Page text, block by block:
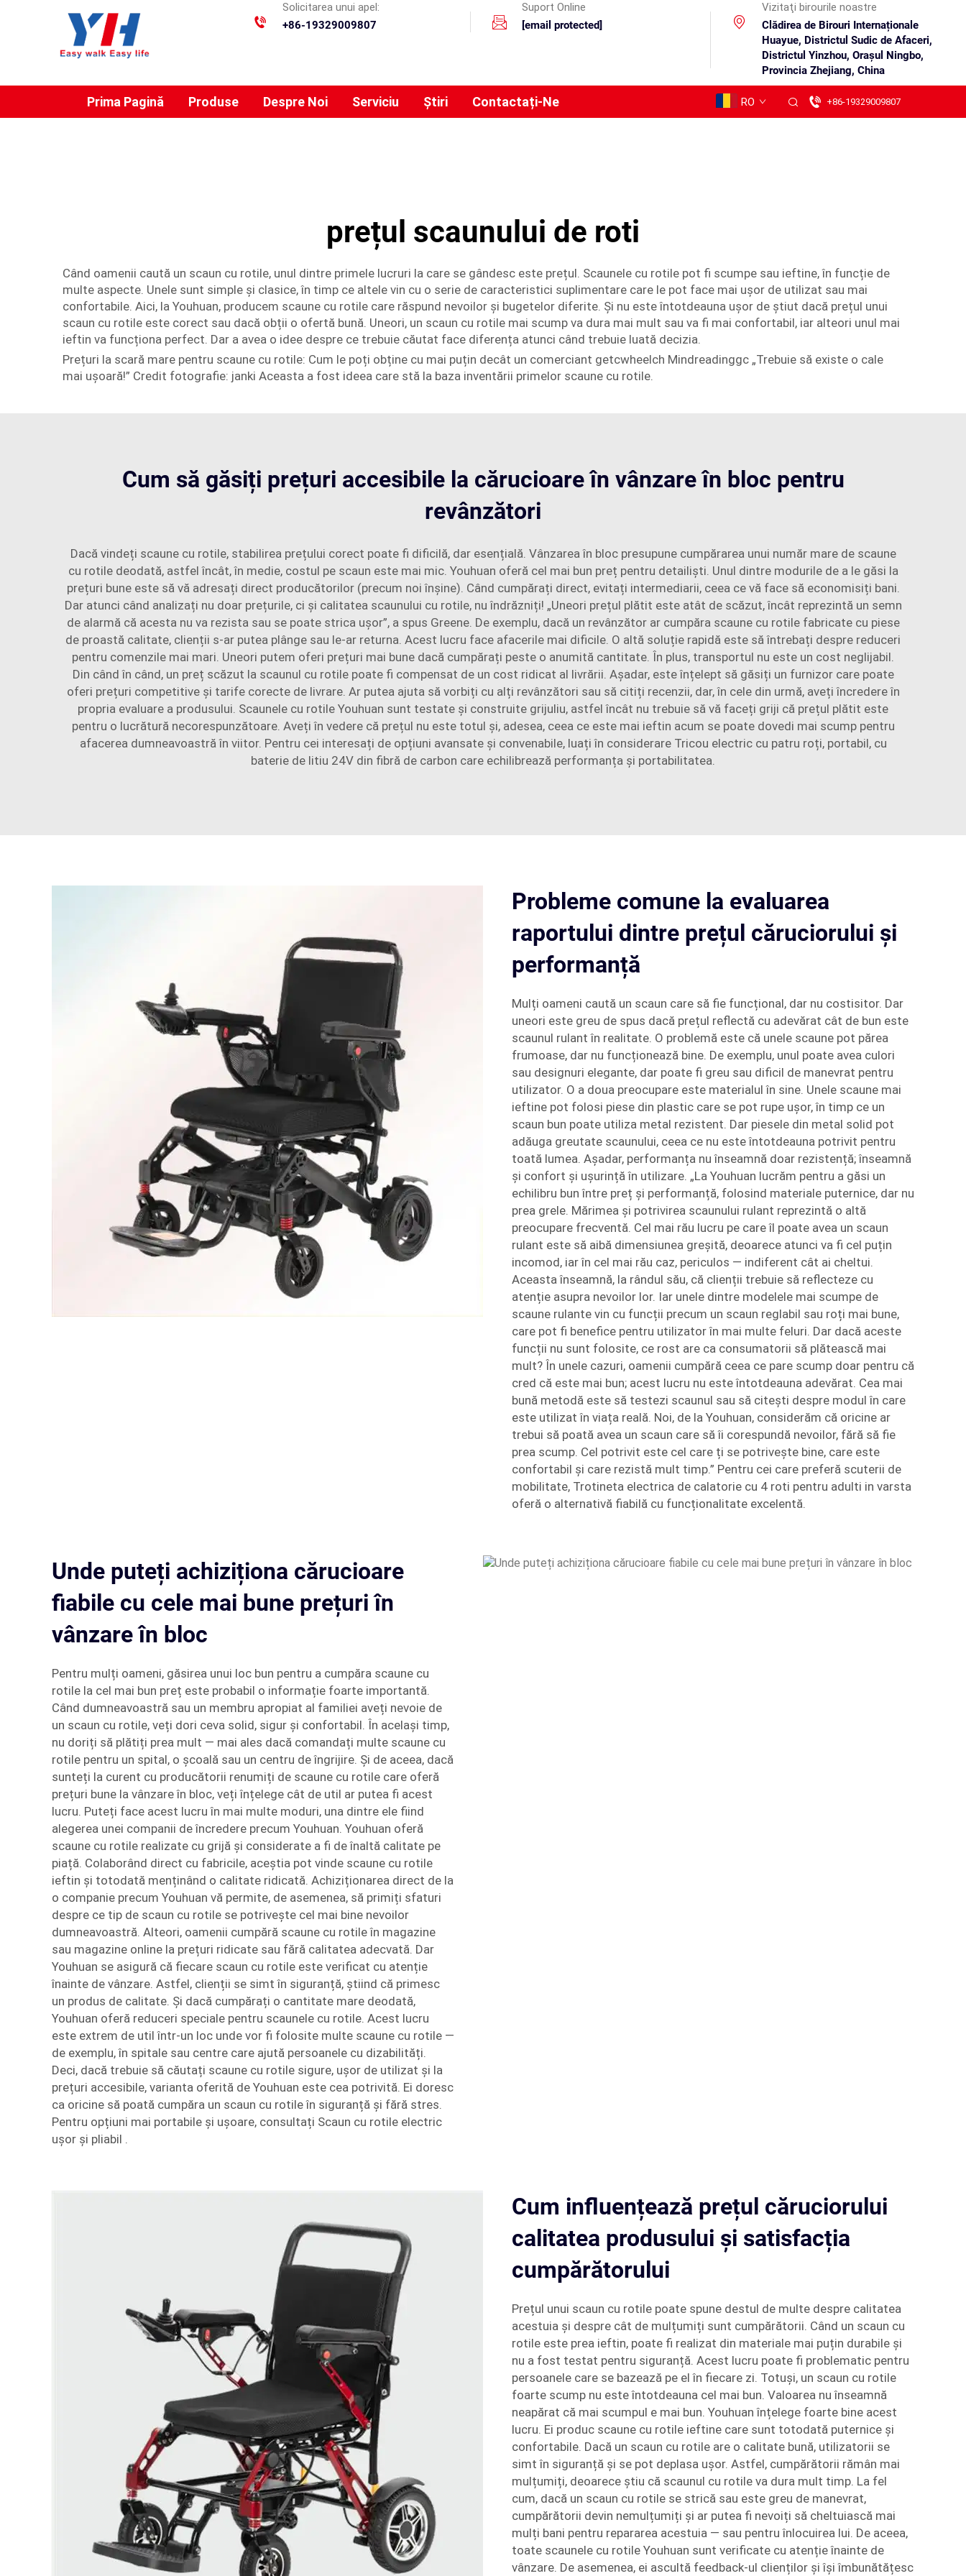
Solicitarea unui apel:
+86-19329009807
Suport Online
[email protected]
Vizitaţi birourile noastre
Clădirea de Birouri Internaționale
Huayue, Districtul Sudic de Afaceri,
Districtul Yinzhou, Orașul Ningbo,
Provincia Zhejiang, China
Prima Pagină Produse Despre Noi Serviciu Știri Contactați-Ne RO +86-19329009807
prețul scaunului de roti
Când oamenii caută un scaun cu rotile, unul dintre primele lucruri la care se gândesc este prețul. Scaunele cu rotile pot fi scumpe sau ieftine, în funcție de
multe aspecte. Unele sunt simple și clasice, în timp ce altele vin cu o serie de caracteristici suplimentare care le pot face mai ușor de utilizat sau mai
confortabile. Aici, la Youhuan, producem scaune cu rotile care răspund nevoilor și bugetelor diferite. Și nu este întotdeauna ușor de știut dacă prețul unui
scaun cu rotile este corect sau dacă obții o ofertă bună. Uneori, un scaun cu rotile mai scump va dura mai mult sau va fi mai confortabil, iar alteori unul mai
ieftin va funcționa perfect. Dar a avea o idee despre ce trebuie căutat face diferența atunci când trebuie luată decizia.
Prețuri la scară mare pentru scaune cu rotile: Cum le poți obține cu mai puțin decât un comerciant getcwheelch Mindreadinggc „Trebuie să existe o cale
mai ușoară!” Credit fotografie: janki Aceasta a fost ideea care stă la baza inventării primelor scaune cu rotile.
Cum să găsiți prețuri accesibile la cărucioare în vânzare în bloc pentru
revânzători
Dacă vindeți scaune cu rotile, stabilirea prețului corect poate fi dificilă, dar esențială. Vânzarea în bloc presupune cumpărarea unui număr mare de scaune
cu rotile deodată, astfel încât, în medie, costul pe scaun este mai mic. Youhuan oferă cel mai bun preț pentru detailiști. Unul dintre modurile de a le găsi la
prețuri bune este să vă adresați direct producătorilor (precum noi înșine). Când cumpărați direct, evitați intermediarii, ceea ce vă face să economisiți bani.
Dar atunci când analizați nu doar prețurile, ci și calitatea scaunului cu rotile, nu îndrăzniți! „Uneori prețul plătit este atât de scăzut, încât reprezintă un semn
de alarmă că acesta nu va rezista sau se poate strica ușor”, a spus Greene. De exemplu, dacă un revânzător ar cumpăra scaune cu rotile fabricate cu piese
de proastă calitate, clienții s-ar putea plânge sau le-ar returna. Acest lucru face afacerile mai dificile. O altă soluție rapidă este să întrebați despre reduceri
pentru comenzile mai mari. Uneori putem oferi prețuri mai bune dacă cumpărați peste o anumită cantitate. În plus, transportul nu este un cost neglijabil.
Din când în când, un preț scăzut la scaunul cu rotile poate fi compensat de un cost ridicat al livrării. Așadar, este înțelept să găsiți un furnizor care poate
oferi prețuri competitive și tarife corecte de livrare. Ar putea ajuta să vorbiți cu alți revânzători sau să citiți recenzii, dar, în cele din urmă, aveți încredere în
propria evaluare a produsului. Scaunele cu rotile Youhuan sunt testate și construite grijuliu, astfel încât nu trebuie să vă faceți griji că prețul plătit este
pentru o lucrătură necorespunzătoare. Aveți în vedere că prețul nu este totul și, adesea, ceea ce este mai ieftin acum se poate dovedi mai scump pentru
afacerea dumneavoastră în viitor. Pentru cei interesați de opțiuni avansate și convenabile, luați în considerare Tricou electric cu patru roți, portabil, cu
baterie de litiu 24V din fibră de carbon care echilibrează performanța și portabilitatea.
Probleme comune la evaluarea
raportului dintre prețul căruciorului și
performanță
Mulți oameni caută un scaun care să fie funcțional, dar nu costisitor. Dar
uneori este greu de spus dacă prețul reflectă cu adevărat cât de bun este
scaunul rulant în realitate. O problemă este că unele scaune pot părea
frumoase, dar nu funcționează bine. De exemplu, unul poate avea culori
sau designuri elegante, dar poate fi greu sau dificil de manevrat pentru
utilizator. O a doua preocupare este materialul în sine. Unele scaune mai
ieftine pot folosi piese din plastic care se pot rupe ușor, în timp ce un
scaun bun poate utiliza metal rezistent. Dar piesele din metal solid pot
adăuga greutate scaunului, ceea ce nu este întotdeauna potrivit pentru
toată lumea. Așadar, performanța nu înseamnă doar rezistență; înseamnă
și confort și ușurință în utilizare. „La Youhuan lucrăm pentru a găsi un
echilibru bun între preț și performanță, folosind materiale puternice, dar nu
prea grele. Mărimea și potrivirea scaunului rulant reprezintă o altă
preocupare frecventă. Cel mai rău lucru pe care îl poate avea un scaun
rulant este să aibă dimensiunea greșită, deoarece atunci va fi cel puțin
incomod, iar în cel mai rău caz, periculos — indiferent cât ai cheltui.
Aceasta înseamnă, la rândul său, că clienții trebuie să reflecteze cu
atenție asupra nevoilor lor. Iar unele dintre modelele mai scumpe de
scaune rulante vin cu funcții precum un scaun reglabil sau roți mai bune,
care pot fi benefice pentru utilizator în mai multe feluri. Dar dacă aceste
funcții nu sunt folosite, ce rost are ca consumatorii să plătească mai
mult? În unele cazuri, oamenii cumpără ceea ce pare scump doar pentru că
cred că este mai bun; acest lucru nu este întotdeauna adevărat. Cea mai
bună metodă este să testezi scaunul sau să citești despre modul în care
este utilizat în viața reală. Noi, de la Youhuan, considerăm că oricine ar
trebui să poată avea un scaun care să îi corespundă nevoilor, fără să fie
prea scump. Cel potrivit este cel care ți se potrivește bine, care este
confortabil și care rezistă mult timp.” Pentru cei care preferă scuterii de
mobilitate, Trotineta electrica de calatorie cu 4 roti pentru adulti in varsta
oferă o alternativă fiabilă cu funcționalitate excelentă.
Unde puteți achiziționa cărucioare
fiabile cu cele mai bune prețuri în
vânzare în bloc
Pentru mulți oameni, găsirea unui loc bun pentru a cumpăra scaune cu
rotile la cel mai bun preț este probabil o informație foarte importantă.
Când dumneavoastră sau un membru apropiat al familiei aveți nevoie de
un scaun cu rotile, veți dori ceva solid, sigur și confortabil. În același timp,
nu doriți să plătiți prea mult — mai ales dacă comandați multe scaune cu
rotile pentru un spital, o școală sau un centru de îngrijire. Și de aceea, dacă
sunteți la curent cu producătorii renumiți de scaune cu rotile care oferă
prețuri bune la vânzare în bloc, veți înțelege cât de util ar putea fi acest
lucru. Puteți face acest lucru în mai multe moduri, una dintre ele fiind
alegerea unei companii de încredere precum Youhuan. Youhuan oferă
scaune cu rotile realizate cu grijă și considerate a fi de înaltă calitate pe
piață. Colaborând direct cu fabricile, aceștia pot vinde scaune cu rotile
ieftin și totodată menținând o calitate ridicată. Achiziționarea direct de la
o companie precum Youhuan vă permite, de asemenea, să primiți sfaturi
despre ce tip de scaun cu rotile se potrivește cel mai bine nevoilor
dumneavoastră. Alteori, oamenii cumpără scaune cu rotile în magazine
sau magazine online la prețuri ridicate sau fără calitatea adecvată. Dar
Youhuan se asigură că fiecare scaun cu rotile este verificat cu atenție
înainte de vânzare. Astfel, clienții se simt în siguranță, știind că primesc
un produs de calitate. Și dacă cumpărați o cantitate mare deodată,
Youhuan oferă reduceri speciale pentru scaunele cu rotile. Acest lucru
este extrem de util într-un loc unde vor fi folosite multe scaune cu rotile —
de exemplu, în spitale sau centre care ajută persoanele cu dizabilități.
Deci, dacă trebuie să căutați scaune cu rotile sigure, ușor de utilizat și la
prețuri accesibile, varianta oferită de Youhuan este cea potrivită. Ei doresc
ca oricine să poată cumpăra un scaun cu rotile în siguranță și fără stres.
Pentru opțiuni mai portabile și ușoare, consultați Scaun cu rotile electric
ușor și pliabil .
Cum influențează prețul căruciorului
calitatea produsului și satisfacția
cumpărătorului
Prețul unui scaun cu rotile poate spune destul de multe despre calitatea
acestuia și despre cât de mulțumiți sunt cumpărătorii. Când un scaun cu
rotile este prea ieftin, poate fi realizat din materiale mai puțin durabile și
nu a fost testat pentru siguranță. Acest lucru poate fi problematic pentru
persoanele care se bazează pe el în fiecare zi. Totuși, un scaun cu rotile
foarte scump nu este întotdeauna cel mai bun. Valoarea nu înseamnă
neapărat că mai scumpul e mai bun. Youhuan înțelege foarte bine acest
lucru. Ei produc scaune cu rotile ieftine care sunt totodată puternice și
confortabile. Dacă un scaun cu rotile are o calitate bună, utilizatorii se
simt în siguranță și se pot deplasa ușor. Astfel, cumpărătorii rămân mai
mulțumiți, deoarece știu că scaunul cu rotile va dura mult timp. La fel
cum, dacă un scaun cu rotile se strică sau este greu de manevrat,
cumpărătorii devin nemulțumiți și ar putea fi nevoiți să cheltuiască mai
mulți bani pentru repararea acestuia — sau pentru înlocuirea lui. De aceea,
toate scaunele cu rotile Youhuan sunt verificate cu atenție înainte de
vânzare. De asemenea, ei ascultă feedback-ul clienților și își îmbunătățesc